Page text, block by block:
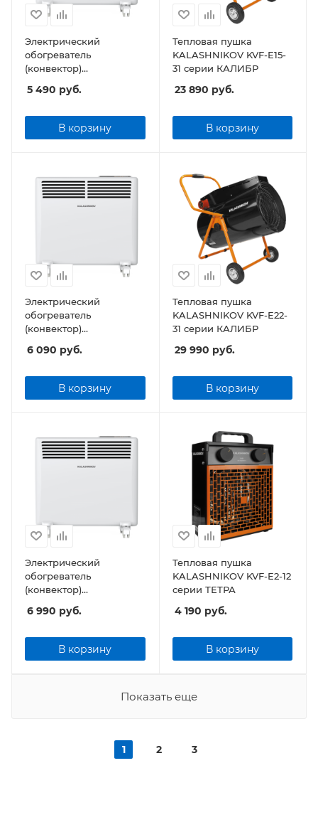
Электрический
обогреватель
(конвектор)
E05E-11 (электронное
5 490 руб.
В корзину
Тепловая пушка
KALASHNIKOV KVF-E15-
31 серии КАЛИБР
23 890 руб.
В корзину
Электрический
обогреватель
(конвектор)
KALASHNIKOV KVCH-
E10E-11 (электронное
6 090 руб.
В корзину
Тепловая пушка
KALASHNIKOV KVF-E22-
31 серии КАЛИБР
29 990 руб.
В корзину
Электрический
обогреватель
(конвектор)
E15E-11 (электронное
6 990 руб.
В корзину
Тепловая пушка
KALASHNIKOV KVF-E2-12
серии ТЕТРА
4 190 руб.
В корзину
Показать еще
1 2 3